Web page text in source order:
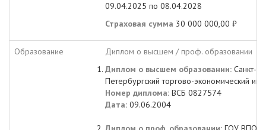
09.04.2025 по 08.04.2028
Страховая сумма 30 000 000,00 ₽
Образование
Диплом о высшем / проф. образовании
Диплом о высшем образовании: Санкт-
Петербургский торгово-экономический
Номер диплома: ВСБ 0827574
Дата: 09.06.2004